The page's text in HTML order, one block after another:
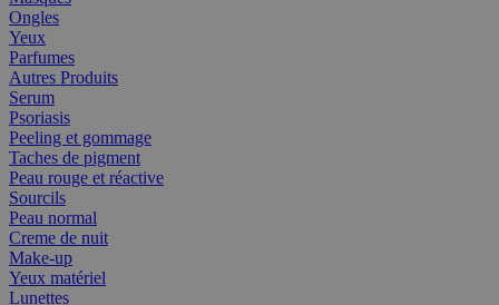
Ongles
Yeux
Parfumes
Autres Produits
Serum
Psoriasis
Peeling et gommage
Taches de pigment
Peau rouge et réactive
Sourcils
Peau normal
Creme de nuit
Make-up
Yeux matériel
Lunettes